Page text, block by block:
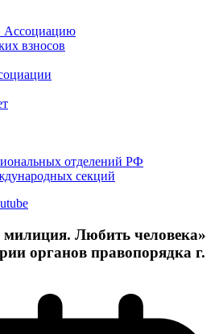
Ассоциацию
взносов
отделений РФ
секций
Любить человека»
органов правопорядка г.